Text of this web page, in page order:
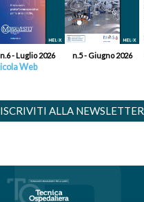
n.6 - Luglio 2026 n.5 - Giugno 2026
Web
ISCRIVITI ALLA NEWSLETTER